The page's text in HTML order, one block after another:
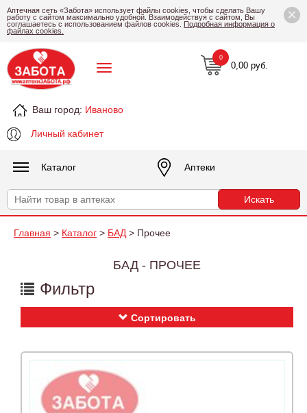
×
Аптечная сеть «Забота» использует файлы cookies, чтобы сделать Вашу
работу с сайтом максимально удобной. Взаимодействуя с сайтом, Вы
соглашаетесь с использованием файлов cookies. Подробная информация о
файлах cookies.
Ваш город: Иваново
Личный кабинет
0,00 руб.
0
Каталог Аптеки
Главная > Каталог > БАД > Прочее
БАД - ПРОЧЕЕ
Фильтр
Сортировать